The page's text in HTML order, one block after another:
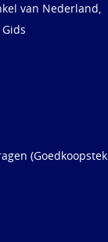
van Nederland,